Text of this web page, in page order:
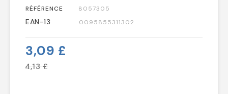
RÉFÉRENCE
8057305
EAN-13 0095855311302
3,09 £
4,13 £